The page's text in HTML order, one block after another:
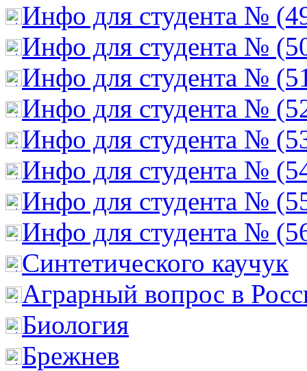
Инфо для студента №
Инфо для студента №
Инфо для студента №
Инфо для студента №
Инфо для студента №
Инфо для студента №
Инфо для студента №
Инфо для студента №
Cинтетического каучук
Аграрный вопрос в
Биология
Брежнев